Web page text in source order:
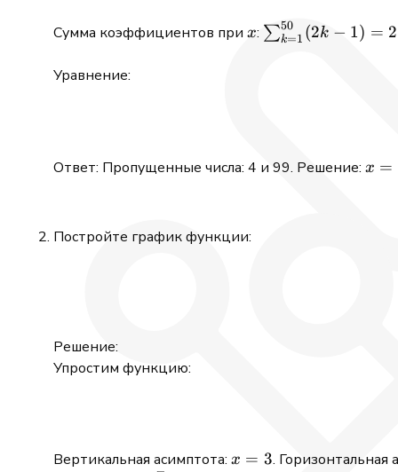
Сумма коэффициентов при x
x: ∑k=1
50 (2k − 1) =
Уравнение:
Ответ: Пропущенные числа: 4 и 99. Решение: x
x =
Постройте график функции:
Решение:
Упростим функцию:
Вертикальная асимптота: x=3
x = 3. Горизонтальная